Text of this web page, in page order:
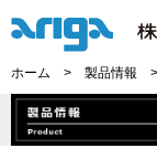
ホーム > 製品情報 >